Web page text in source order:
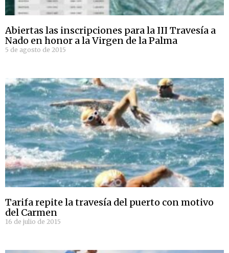
Abiertas las inscripciones para la III Travesía a
Nado en honor a la Virgen de la Palma
5 de agosto de 2015
Tarifa repite la travesía del puerto con motivo
del Carmen
16 de julio de 2015